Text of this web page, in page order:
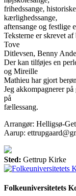
frihedssange,
kærlighedssange,
aftensange og festlige
Teksterne er skrevet
Tove
Ditlevsen, Benny
Der kan tilføjes en
og Mireille
Mathieu har gjort
Jeg akkompagnerer
på
fællessang.
Arrangør: Helligsø-
Aarup:
Sted: Gettrup Kirke
Folkeuniversitetets